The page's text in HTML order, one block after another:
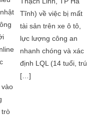
vào
trò
Tĩnh) về việc bị mất
tài sản trên xe ô tô,
lực lượng công an
nhanh chóng và xác
định LQL (14 tuổi, trú
[…]